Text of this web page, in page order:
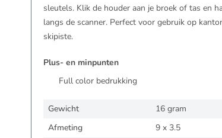
sleutels. Klik de houder aan je broek of tas en
langs de scanner. Perfect voor gebruik op
skipiste.
Plus- en minpunten
Full color bedrukking
Gewicht
16 gram
Afmeting
9 x 3.5